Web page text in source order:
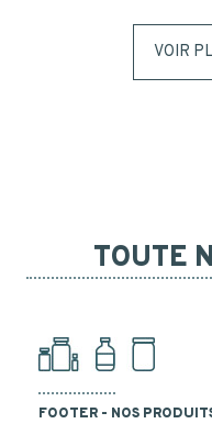
VOIR
TOUTE
FOOTER - NOS